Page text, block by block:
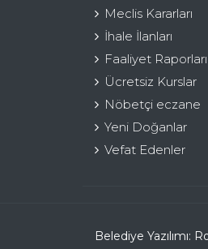
Meclis Kararları
İhale İlanları
Faaliyet Raporları
Ücretsiz Kurslar
Nöbetçi eczane
Yeni Doğanlar
Vefat Edenler
Belediye Yazılımı: